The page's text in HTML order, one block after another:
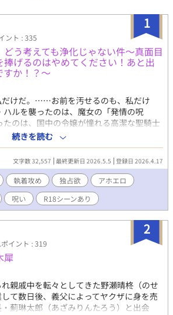
1
ント : 335
う考えても浄化じゃない件～真面目
げるのはやめてください！あと出
すか！？～
だけだ。……お前を汚せるのも、私だけ
ハルを襲ったのは、魔女の「発情の呪
たのは、国中の令嬢が憧れる高潔な聖騎士
った。 だが、聖職者としての「浄化」
らすぎた！ 「孕みたまえ」と欲望まみれ
具の足枷で感度を極限まで跳ね上げられ、
可なし絶頂禁止（寸止め）」の地獄ま
治療なんですか……っ！？」 三日三晩、
に開発されたハルのナカは、呪いが解け
ではいられない身体に作り替えられてい
で浄化され続けろ。……拒むなら、また
までだ」 逃げ場なし、拒否権なし！ 高潔
怪物」に一生管理される、聖なる地獄の
レイなアホエロを目指しました(???) ※♡
らっぽにして読んでください
続きを読む
文字数 32,557 最終更新日 2026.5.5 登録日 2026.4.17
執着攻め 独占欲
アホエロ
呪い R18シーンあり
2
イント : 319
犀
親戚中を転々としてきた野瀬晴柊（のせ
て数日後、義父によってヤクザに身を売
薊琳太郎（あざみりんたろう）と出会